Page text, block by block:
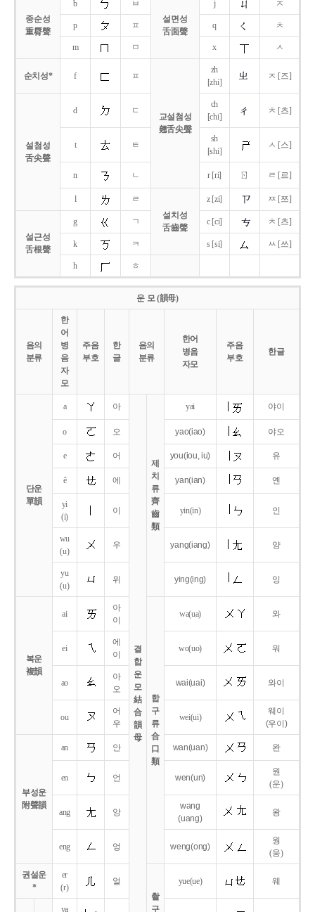
중순성
重脣聲
b
ㅂ
설면성
舌面聲
j ㅈ
p ㅍ q ㅊ
m ㅁ x ㅅ
순치성* f ㅍ
교설첨성
翹舌尖聲
zh
[zhi]
ㅈ [즈]
설첨성
舌尖聲
d ㄷ
ch
[chi]
ㅊ [츠]
t ㅌ
sh
[shi]
ㅅ [스]
n ㄴ r [ri] ㄖ ㄹ [르]
l
ㄹ
설치성
舌齒聲
z [zi] ㅉ [쯔]
설근성
舌根聲
g ㄱ c [ci] ㅊ [츠]
k ㅋ s [si] ㅆ [쓰]
h ㅎ
운 모 (韻母)
음의
분류
한
어
병
음
자
모
주음
부호
한
글
음의
분류
한어
병음
자모
주음
부호
한글
단운
單韻
a 아
결
합
운
모
結
合
韻
母
제
치
류
齊
齒
類
yai 야이
o 오 yao(iao) 야오
e 어 you(iou,iu) 유
ê 에 yan(ian) 옌
yi
(i)
이 yin(in) 인
wu
(u)
우 yang(iang) 양
yu
(u)
위 ying(ing) 잉
복운
複韻
ai
아
이
합
구
류
合
口
類
wa(ua) 와
ei
에
이
wo(uo) 워
ao
아
오
wai(uai) 와이
ou
어
우
wei(ui)
웨이
(우이)
부성운
附聲韻
an 안 wan(uan) 완
en 언 wen(un)
원
(운)
ang 앙
wang
(uang)
왕
eng 엉 weng(ong)
웡
(웅)
권설운
*
er
(r)
얼
촬
구
yue(ue) 웨
ya